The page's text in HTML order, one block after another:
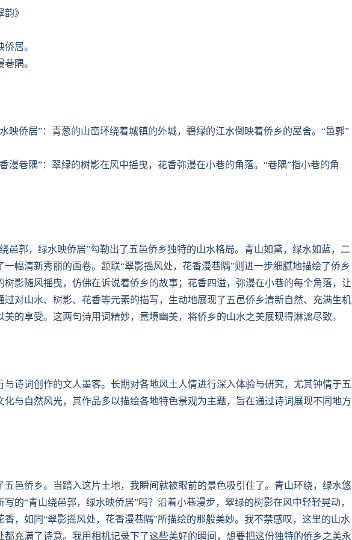
》
居。
隅。
映侨居”：青葱的山峦环绕着城镇的外城，碧绿的江水倒映着侨乡的屋舍。“邑郭”
漫巷隅”：翠绿的树影在风中摇曳，花香弥漫在小巷的角落。“巷隅”指小巷的角
邑郭，绿水映侨居”勾勒出了五邑侨乡独特的山水格局。青山如黛，绿水如蓝，二
一幅清新秀丽的画卷。颔联“翠影摇风处，花香漫巷隅”则进一步细腻地描绘了侨乡
树影随风摇曳，仿佛在诉说着侨乡的故事；花香四溢，弥漫在小巷的每个角落，让
过对山水、树影、花香等元素的描写，生动地展现了五邑侨乡清新自然、充满生机
美的享受。这两句诗用词精妙，意境幽美，将侨乡的山水之美展现得淋漓尽致。
与诗词创作的文人墨客。长期对各地风土人情进行深入体验与研究，尤其钟情于五
化与自然风光，其作品多以描绘各地特色景观为主题，旨在通过诗词展现不同地方
五邑侨乡。当踏入这片土地，我瞬间就被眼前的景色吸引住了。青山环绕，绿水悠
的“青山绕邑郭，绿水映侨居”吗？沿着小巷漫步，翠绿的树影在风中轻轻晃动，
香，如同“翠影摇风处，花香漫巷隅”所描绘的那般美妙。我不禁感叹，这里的山水
都充满了诗意。我用相机记录下了这些美好的瞬间，想要把这份独特的侨乡之美永